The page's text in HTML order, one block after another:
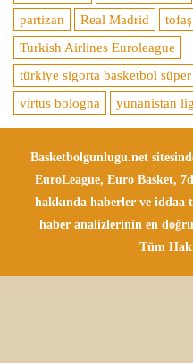
partizan
Real Madrid tofaş
Turkish Airlines Euroleague
türkiye sigorta basketbol
virtus bologna
yunanistan
Basketbolgunlugu.net
EuroLeague, Euro Basket,
hakkında haberler ve iddaa
haber analizlerinin en
Tüm